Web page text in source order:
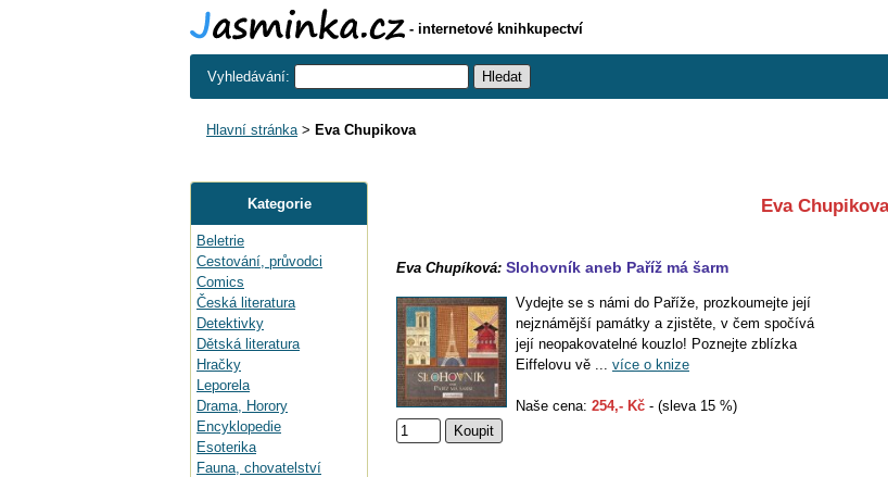
- internetové knihkupectví
Vyhledávání:
Hlavní stránka> Eva Chupikova
Kategorie
Beletrie
Cestování, průvodci
Comics
Česká literatura
Detektivky
Dětská literatura
Hračky
Leporela
Drama, Horory
Encyklopedie
Esoterika
Fauna, chovatelství
Eva Chupikova
Eva Chupíková: Slohovník aneb Paříž má šarm
Vydejte se s námi do Paříže, prozkoumejte její
nejznámější památky a zjistěte, v čem spočívá
její neopakovatelné kouzlo! Poznejte zblízka
Eiffelovu vě ... více o knize
Naše cena: 254,- Kč - (sleva 15 %)